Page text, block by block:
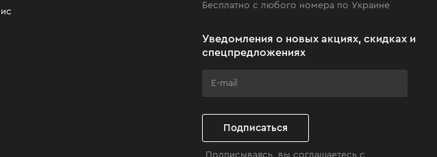
Бесплатно с любого номера по Украине
Уведомления о новых акциях, скидках и
спецпредложениях
Подписаться
Подписываясь, вы соглашаетесь с